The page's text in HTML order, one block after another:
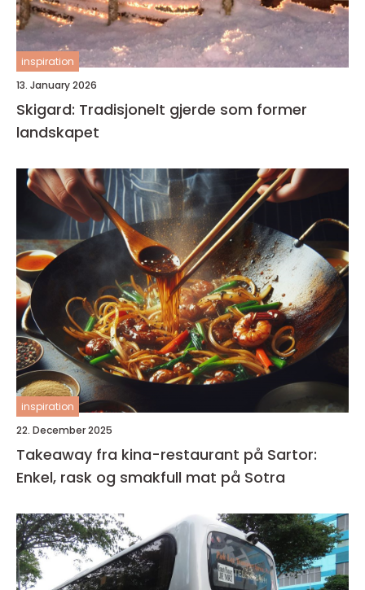
inspiration
13. January 2026
Skigard: Tradisjonelt gjerde som former
landskapet
inspiration
22. December 2025
Takeaway fra kina-restaurant på Sartor:
Enkel, rask og smakfull mat på Sotra